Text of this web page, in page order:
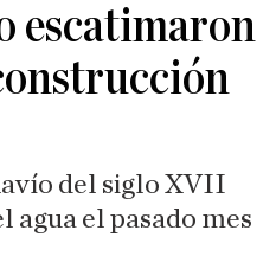
escatimaron
del siglo XVII
el pasado mes